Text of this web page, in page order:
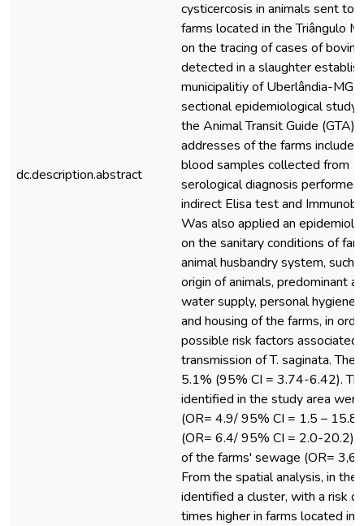
dc.description.abstract
cysticercosis in animals sent to
farms located in the Triângulo
on the tracing of cases of
detected in a slaughter
municipalitiy of Uberlândia-MG.
sectional epidemiological study
the Animal Transit Guide
addresses of the farms
blood samples collected from
serological diagnosis
indirect Elisa test and
Was also applied an
on the sanitary conditions of
animal husbandry system, such
origin of animals, predominant
water supply, personal
and housing of the farms, in
possible risk factors associated
transmission of T. saginata. The
5.1% (95% CI = 3.74-6.42).
identified in the study area
(OR= 4.9/ 95% CI = 1.5 –
(OR= 6.4/ 95% CI = 2.0-20.2)
of the farms' sewage (OR=
From the spatial analysis, in the
identified a cluster, with a risk
times higher in farms located